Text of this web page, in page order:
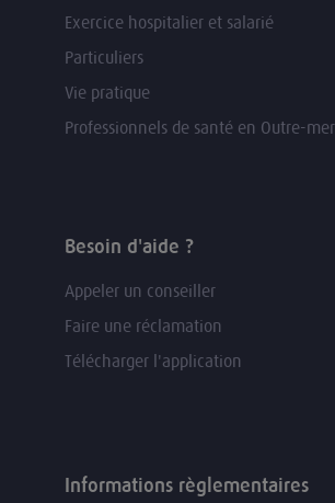
Exercice hospitalier et salarié
Particuliers
Vie pratique
Professionnels de santé en Outre-mer
Besoin d'aide ?
Appeler un conseiller
Faire une réclamation
Télécharger l'application
Informations règlementaires